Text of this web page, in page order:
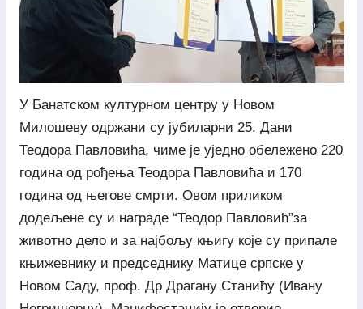
У Банатском културном центру у Новом
Милошеву одржани су јубиларни 25. Дани
Теодора Павловића, чиме је уједно обележено 220
година од рођења Теодора Павловића и 170
година од његове смрти. Овом приликом
додељене су и награде “Теодор Павловић”за
животно дело и за најбољу књигу које су припале
књижевнику и председнику Матице српске у
Новом Саду, проф. Др Драгану Станићу (Ивану